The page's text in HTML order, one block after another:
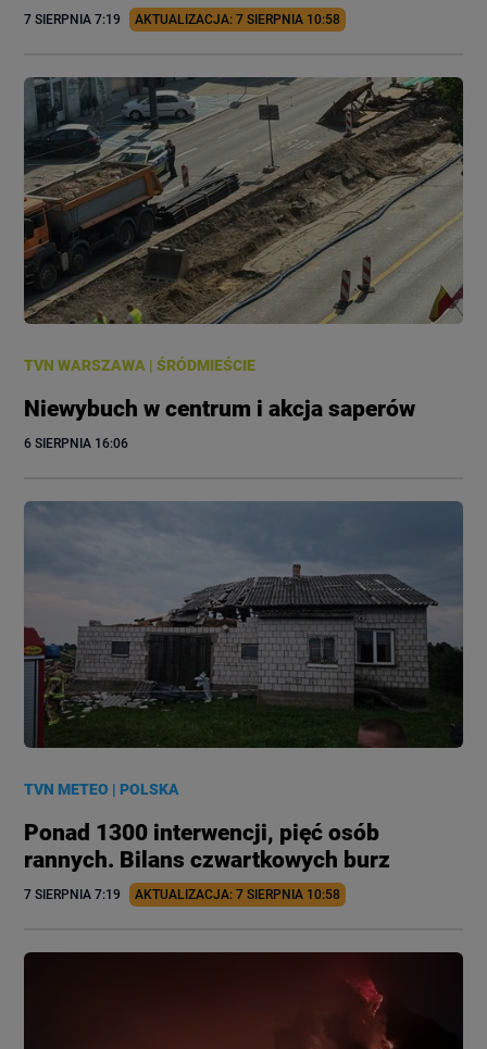
7 SIERPNIA 7:19 AKTUALIZACJA: 7 SIERPNIA 10:58
TVN WARSZAWA |ŚRÓDMIEŚCIE
Niewybuch w centrum i akcja saperów
6 SIERPNIA 16:06
TVN METEO |POLSKA
Ponad 1300 interwencji, pięć osób
rannych. Bilans czwartkowych burz
7 SIERPNIA 7:19 AKTUALIZACJA: 7 SIERPNIA 10:58